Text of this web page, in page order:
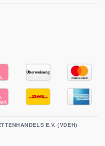
E.V. (VDEH)